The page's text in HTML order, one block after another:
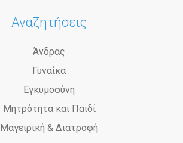
Αναζητήσεις
Άνδρας
Γυναίκα
Εγκυμοσύνη
Μητρότητα και Παιδί
Μαγειρική & Διατροφή